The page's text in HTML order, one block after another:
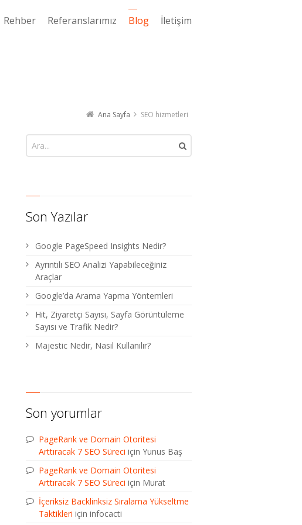
Rehber Referanslarımız Blog İletişim
Ana Sayfa SEO hizmetleri
Son Yazılar
Google PageSpeed Insights Nedir?
Ayrıntılı SEO Analizi Yapabileceğiniz
Araçlar
Google’da Arama Yapma Yöntemleri
Hit, Ziyaretçi Sayısı, Sayfa Görüntüleme
Sayısı ve Trafik Nedir?
Majestic Nedir, Nasıl Kullanılır?
Son yorumlar
PageRank ve Domain Otoritesi
Arttıracak 7 SEO Süreci için Yunus Baş
PageRank ve Domain Otoritesi
Arttıracak 7 SEO Süreci için Murat
İçeriksiz Backlinksiz Sıralama Yükseltme
Taktikleri için infocacti